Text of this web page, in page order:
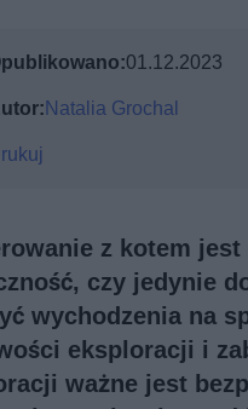
01.12.2023
Natalia Grochal
z kotem
czy jedynie
wychodzenia na
eksploracji i
ważne jest